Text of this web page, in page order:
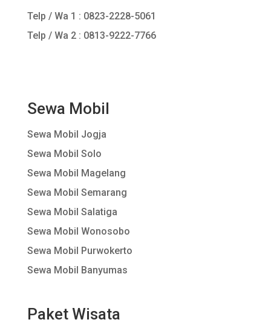
Telp / Wa 1 : 0823-2228-5061
Telp / Wa 2 : 0813-9222-7766
Sewa Mobil
Sewa Mobil Jogja
Sewa Mobil Solo
Sewa Mobil Magelang
Sewa Mobil Semarang
Sewa Mobil Salatiga
Sewa Mobil Wonosobo
Sewa Mobil Purwokerto
Sewa Mobil Banyumas
Paket Wisata